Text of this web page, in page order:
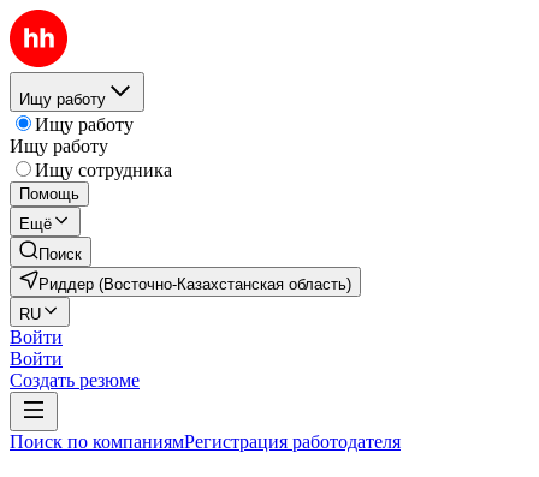
Ищу работу
Ищу работу
Ищу работу
Ищу сотрудника
Помощь
Ещё
Поиск
Риддер (Восточно-Казахстанская область)
RU
Войти
Войти
Создать резюме
Поиск по компаниямРегистрация работодателя